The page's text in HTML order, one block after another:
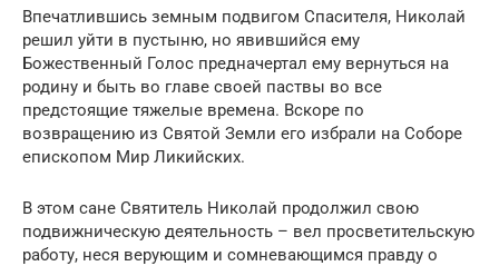
Впечатлившись земным подвигом Спасителя, Николай
решил уйти в пустыню, но явившийся ему
Божественный Голос предначертал ему вернуться на
родину и быть во главе своей паствы во все
предстоящие тяжелые времена. Вскоре по
возвращению из Святой Земли его избрали на Соборе
епископом Мир Ликийских.
В этом сане Святитель Николай продолжил свою
подвижническую деятельность – вел просветительскую
работу, неся верующим и сомневающимся правду о